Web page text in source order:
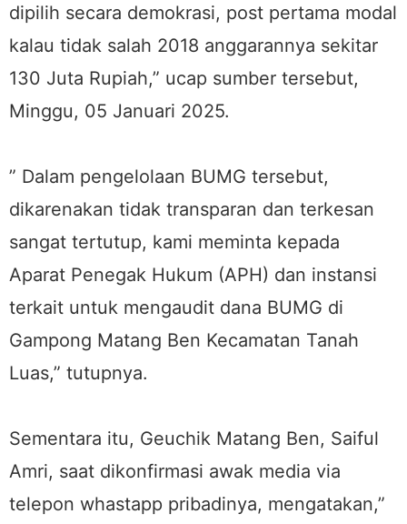
dipilih secara demokrasi, post pertama modal
kalau tidak salah 2018 anggarannya sekitar
130 Juta Rupiah,” ucap sumber tersebut,
Minggu, 05 Januari 2025.
” Dalam pengelolaan BUMG tersebut,
dikarenakan tidak transparan dan terkesan
sangat tertutup, kami meminta kepada
Aparat Penegak Hukum (APH) dan instansi
terkait untuk mengaudit dana BUMG di
Gampong Matang Ben Kecamatan Tanah
Luas,” tutupnya.
Sementara itu, Geuchik Matang Ben, Saiful
Amri, saat dikonfirmasi awak media via
telepon whastapp pribadinya, mengatakan,”